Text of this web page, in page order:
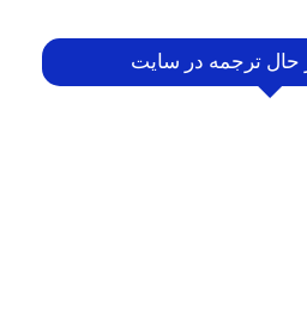
حال ترجمه در سایت